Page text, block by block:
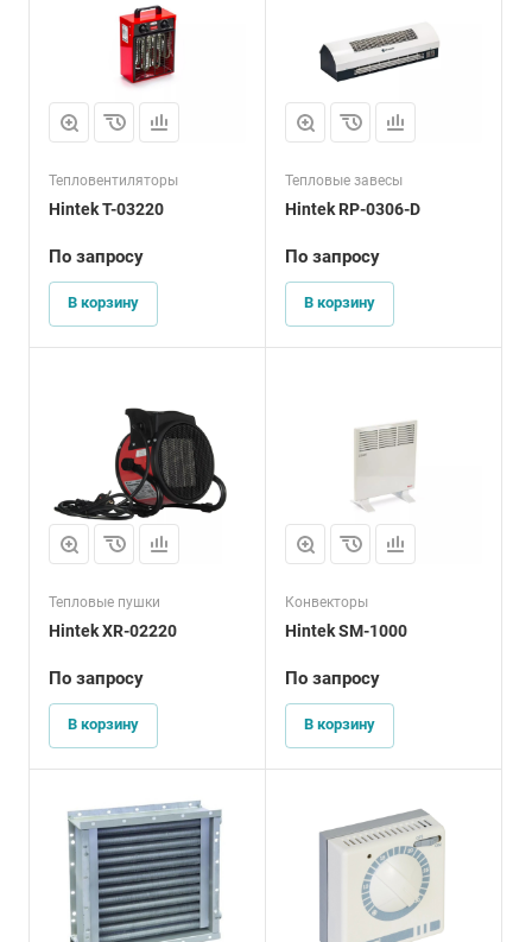
Тепловентиляторы
Hintek T-03220
По запросу
В корзину
Тепловые завесы
Hintek RP-0306-D
По запросу
В корзину
Тепловые пушки
Hintek XR-02220
По запросу
В корзину
Конвекторы
Hintek SM-1000
По запросу
В корзину